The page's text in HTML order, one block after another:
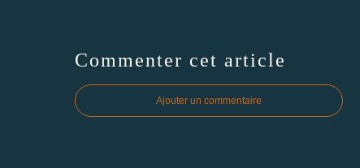
Commenter cet article
Ajouter un commentaire